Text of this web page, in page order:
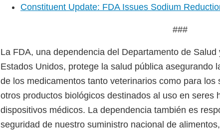
Constituent Update: FDA Issues Sodium
###
La FDA, una dependencia del Departamento de
Estados Unidos, protege la salud pública asegurando
de los medicamentos tanto veterinarios como para
otros productos biológicos destinados al uso en seres
dispositivos médicos. La dependencia también es
seguridad de nuestro suministro nacional de